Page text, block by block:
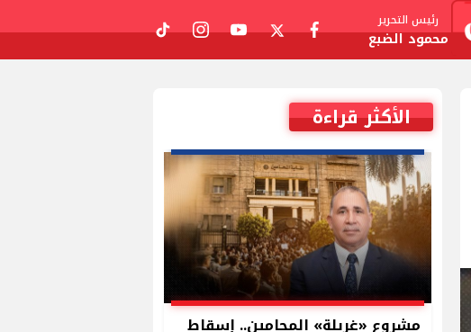
رئيس التحرير
محمود الضبع facebook
twitter
youtube
instagram
tiktok
الأكثر قراءة
مشروع «غربلة» المحامين.. إسقاط